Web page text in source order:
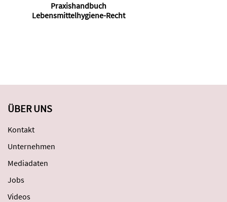
Praxishandbuch
Lebensmittelhygiene-Recht
ÜBER UNS
Kontakt
Unternehmen
Mediadaten
Jobs
Videos